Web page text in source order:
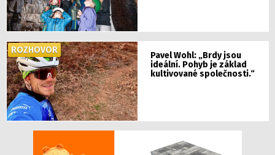
Pavel Wohl: „Brdy jsou
ideální. Pohyb je základ
kultivované společnosti.“
ROZHOVOR